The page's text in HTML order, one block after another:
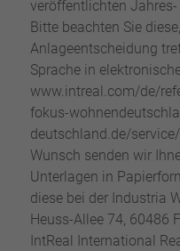
veröffentlichten
Bitte beachten Sie
Anlageentscheidung
Sprache in
www.intreal.com/de/
fokus-
deutschland.de/
Wunsch senden wir
Unterlagen in
diese bei der Industria
Heuss-Allee 74, 60486
IntReal International